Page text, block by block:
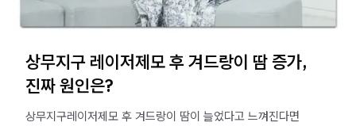
상무지구 레이저제모 후 겨드랑이 땀 증가,
진짜 원인은?
상무지구레이저제모 후 겨드랑이 땀이 늘었다고 느껴진다면